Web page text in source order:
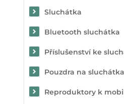
Sluchátka
Bluetooth sluchátka
Příslušenství ke
Pouzdra na sluchátka
Reproduktory k